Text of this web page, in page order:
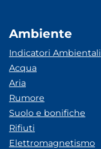
Ambiente
Indicatori Ambientali
Acqua
Aria
Rumore
Suolo e bonifiche
Rifiuti
Elettromagnetismo